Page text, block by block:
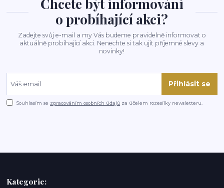
Chcete být informováni
o probíhající akci?
Zadejte svůj e-mail a my Vás budeme pravidelně informovat o
aktuálně probíhající akci. Nenechte si tak ujít příjemné slevy a
novinky!
Přihlásit se
Souhlasím se zpracováním osobních údajů za účelem rozesílky newsletteru.
Kategorie: